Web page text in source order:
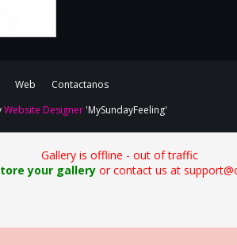
Web
Contactanos
Website Designer 'MySundayFeeling'
Gallery is offline - out of traffic
your galleryor contact us at